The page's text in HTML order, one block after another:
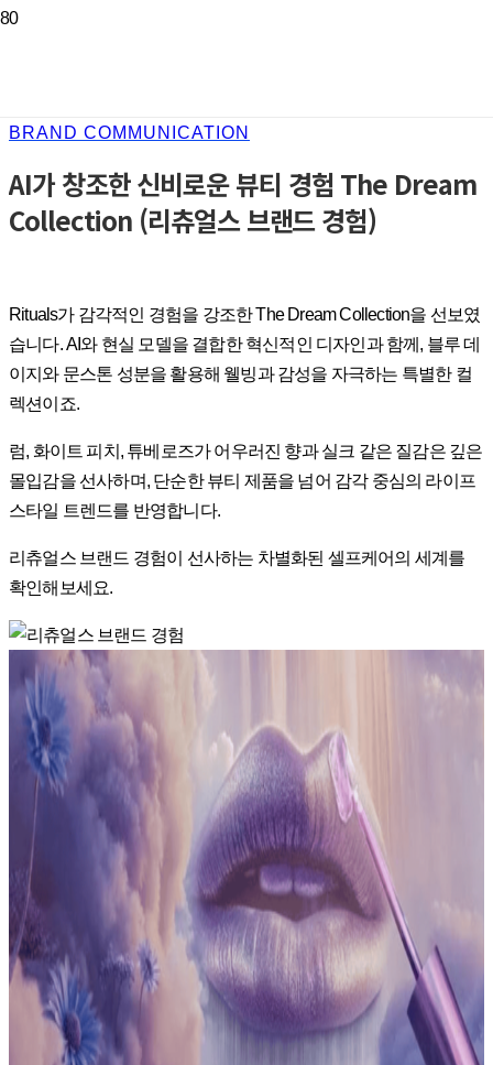
BRAND COMMUNICATION
AI가 창조한 신비로운 뷰티 경험 The Dream
Collection (리츄얼스 브랜드 경험)
Rituals가 감각적인 경험을 강조한 The Dream Collection을 선보였
습니다. AI와 현실 모델을 결합한 혁신적인 디자인과 함께, 블루 데
이지와 문스톤 성분을 활용해 웰빙과 감성을 자극하는 특별한 컬
렉션이죠.
럼, 화이트 피치, 튜베로즈가 어우러진 향과 실크 같은 질감은 깊은
몰입감을 선사하며, 단순한 뷰티 제품을 넘어 감각 중심의 라이프
스타일 트렌드를 반영합니다.
리츄얼스 브랜드 경험이 선사하는 차별화된 셀프케어의 세계를
확인해보세요.